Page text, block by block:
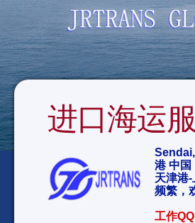
进口海运服
港 中国
天津港
频繁，
工作